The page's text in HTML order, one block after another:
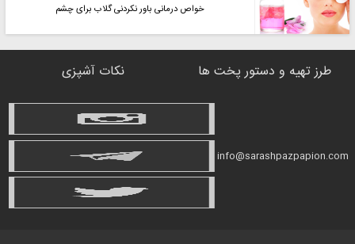
خواص درمانی باور نکردنی گلاب برای چشم
طرز تهیه و دستور پخت ها نکات آشپزی
info@sarashpazpapion.com